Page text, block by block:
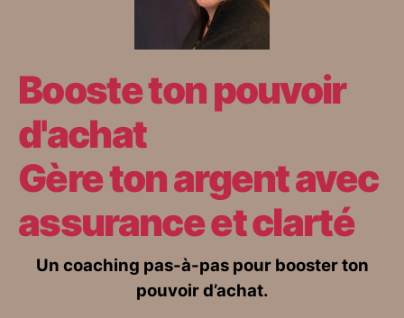
Booste ton pouvoir
d'achat
Gère ton argentavec
assurance et clarté
Un coaching pas-à-pas pour booster ton
pouvoir d’achat.